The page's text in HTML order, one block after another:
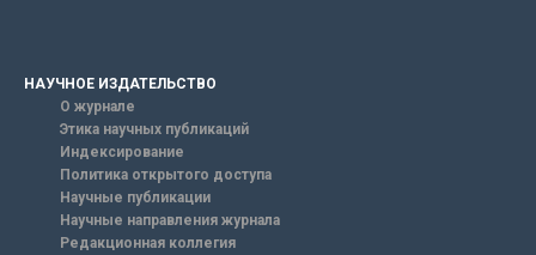
НАУЧНОЕ ИЗДАТЕЛЬСТВО
О журнале
Этика научных публикаций
Индексирование
Политика открытого доступа
Научные публикации
Научные направления журнала
Редакционная коллегия